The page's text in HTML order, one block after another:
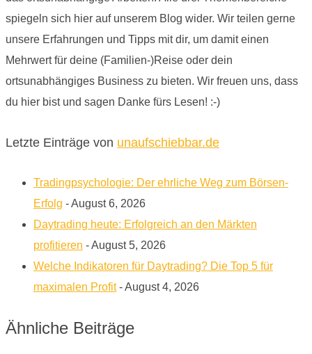
spiegeln sich hier auf unserem Blog wider. Wir teilen gerne
unsere Erfahrungen und Tipps mit dir, um damit einen
Mehrwert für deine (Familien-)Reise oder dein
ortsunabhängiges Business zu bieten. Wir freuen uns, dass
du hier bist und sagen Danke fürs Lesen! :-)
Letzte Einträge von unaufschiebbar.de
Tradingpsychologie: Der ehrliche Weg zum Börsen-
Erfolg - August 6, 2026
Daytrading heute: Erfolgreich an den Märkten
profitieren - August 5, 2026
Welche Indikatoren für Daytrading? Die Top 5 für
maximalen Profit- August 4, 2026
Ähnliche Beiträge